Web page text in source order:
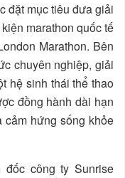
đặt mục tiêu đưa giải
marathon quốc tế
Marathon. Bên
chuyên nghiệp, giải
hệ sinh thái thể thao
đồng hành dài hạn
cảm hứng sống khỏe
đốc công ty Sunrise